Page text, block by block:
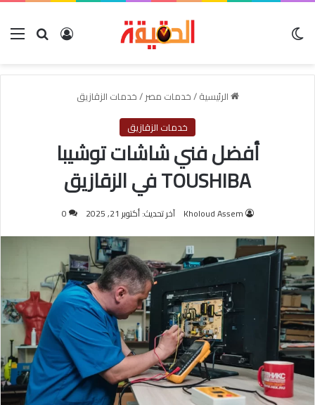
بحث عنتسجيل
الرئيسية/خدمات مصر/خدمات الزقازيق
خدمات الزقازيق
أفضل فني شاشات توشيبا
TOUSHIBA في الزقازيق
Kholoud Assem آخر تحديث: أكتوبر 21, 2025 0